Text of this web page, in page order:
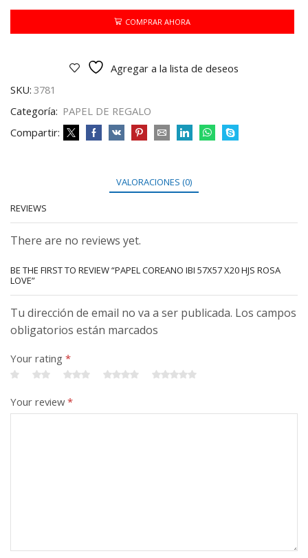
57X57
HJS
cantidad
COMPRAR AHORA
Agregar a la lista de deseos
SKU: 3781
Categoría: PAPEL DE REGALO
Compartir:
VALORACIONES (0)
REVIEWS
There are no reviews yet.
BE THE FIRST TO REVIEW “PAPEL COREANO IBI 57X57 X20 HJS ROSA
LOVE”
Tu dirección de email no va a ser publicada. Los campos
obligatorios están marcados
Your rating *
Your review*